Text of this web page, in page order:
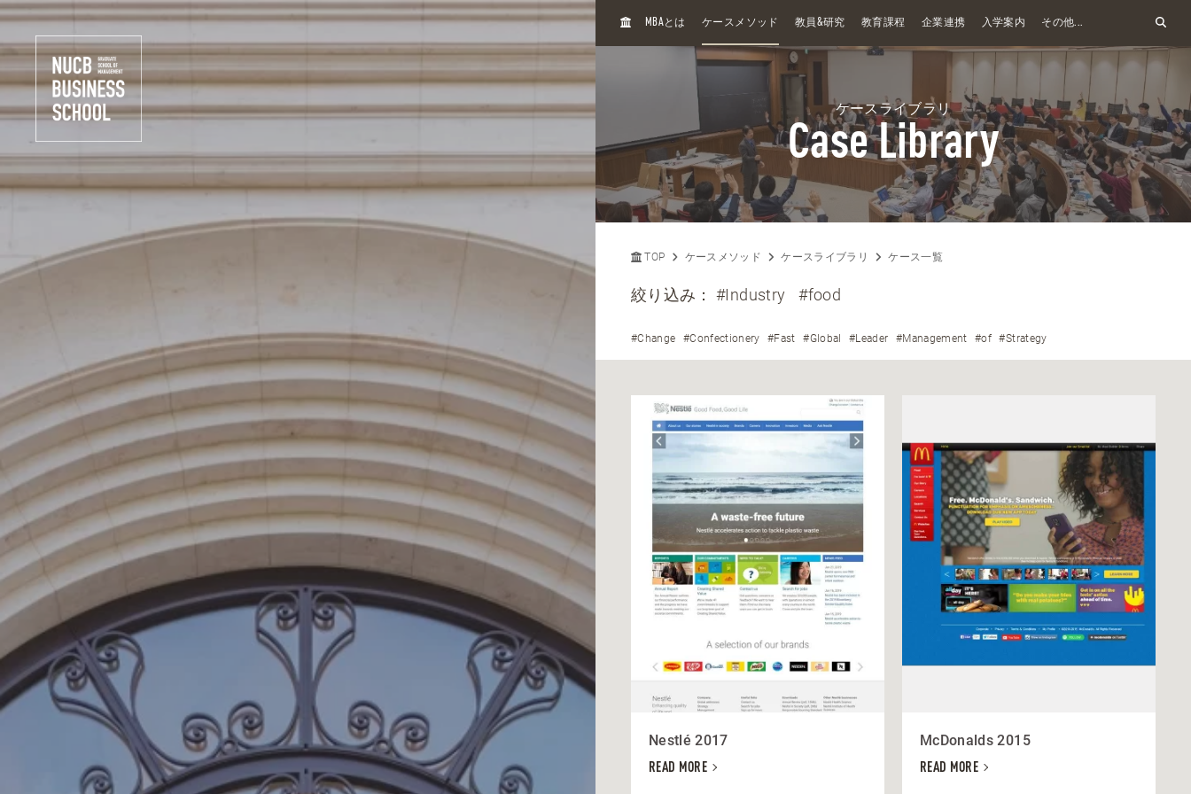
H
MBAとは ケースメソッド 教員&研究 教育課程 企業連携 入学案内 その他...
ケースライブラリ
Case Library
TOP ケースメソッド ケースライブラリ ケース一覧
絞り込み：#Industry #food
#Change #Confectionery #Fast #Global #Leader #Management #of #Strategy
Nestlé 2017
READ MORE
McDonalds 2015
READ MORE